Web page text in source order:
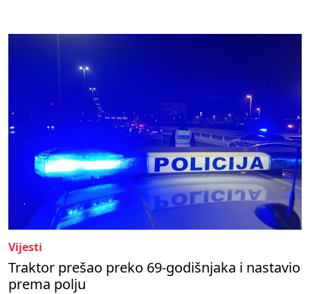
Vijesti
Traktor prešao preko 69-godišnjaka i nastavio
prema polju